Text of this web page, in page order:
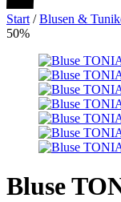
Start /Blusen &
50%
Bluse